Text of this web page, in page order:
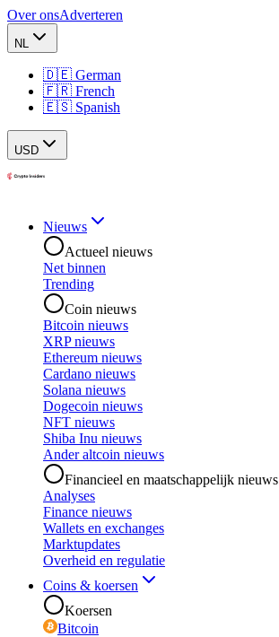
Over onsAdverteren
NL
🇩🇪 German
🇫🇷 French
🇪🇸 Spanish
USD
Nieuws
Actueel nieuws
Net binnen
Trending
Coin nieuws
Bitcoin nieuws
XRP nieuws
Ethereum nieuws
Cardano nieuws
Solana nieuws
Dogecoin nieuws
NFT nieuws
Shiba Inu nieuws
Ander altcoin nieuws
Financieel en maatschappelijk nieuws
Analyses
Finance nieuws
Wallets en exchanges
Marktupdates
Overheid en regulatie
Coins & koersen
Koersen
Bitcoin